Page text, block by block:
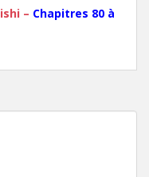
– Chapitres 80 à